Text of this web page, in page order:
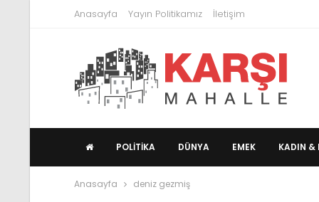
Anasayfa Yayın Politikamız İletişim
POLITIKA DÜNYA EMEK KADIN &
Anasayfa deniz gezmiş